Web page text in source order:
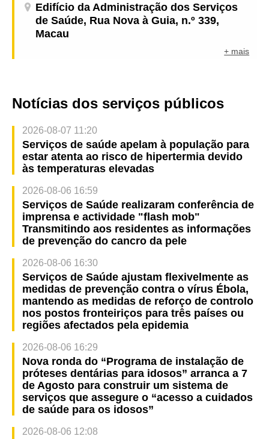
Edifício da Administração dos Serviços
de Saúde, Rua Nova à Guia, n.º 339,
Macau
+ mais
Notícias dos serviços públicos
2026-08-07 11:20
Serviços de saúde apelam à população para
estar atenta ao risco de hipertermia devido
às temperaturas elevadas
2026-08-06 16:59
Serviços de Saúde realizaram conferência de
imprensa e actividade "flash mob"
Transmitindo aos residentes as informações
de prevenção do cancro da pele
2026-08-06 16:30
Serviços de Saúde ajustam flexivelmente as
medidas de prevenção contra o vírus Ébola,
mantendo as medidas de reforço de controlo
nos postos fronteiriços para três países ou
regiões afectados pela epidemia
2026-08-06 16:29
Nova ronda do “Programa de instalação de
próteses dentárias para idosos” arranca a 7
de Agosto para construir um sistema de
serviços que assegure o “acesso a cuidados
de saúde para os idosos”
2026-08-06 12:08